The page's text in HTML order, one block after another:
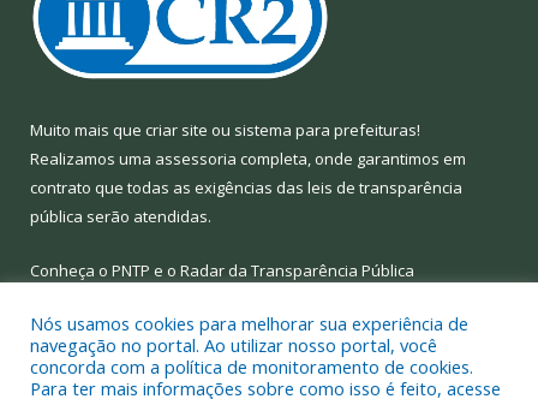
Muito mais que criar site ou sistema para prefeituras!
Realizamos uma assessoria completa, onde garantimos em
contrato que todas as exigências das leis de transparência
pública serão atendidas.
Conheça o PNTP e o Radar da Transparência Pública
Nós usamos cookies para melhorar sua experiência de
navegação no portal. Ao utilizar nosso portal, você
concorda com a política de monitoramento de cookies.
Para ter mais informações sobre como isso é feito, acesse